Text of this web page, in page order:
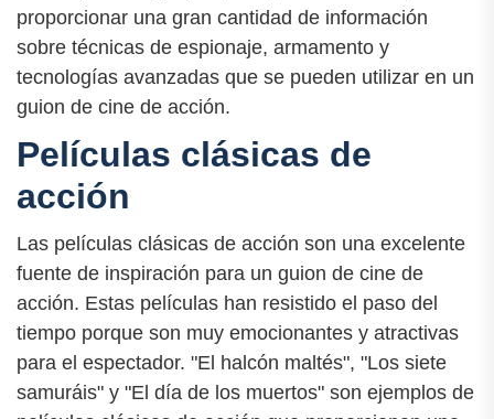
proporcionar una gran cantidad de información
sobre técnicas de espionaje, armamento y
tecnologías avanzadas que se pueden utilizar en un
guion de cine de acción.
Películas clásicas de
acción
Las películas clásicas de acción son una excelente
fuente de inspiración para un guion de cine de
acción. Estas películas han resistido el paso del
tiempo porque son muy emocionantes y atractivas
para el espectador. "El halcón maltés", "Los siete
samuráis" y "El día de los muertos" son ejemplos de